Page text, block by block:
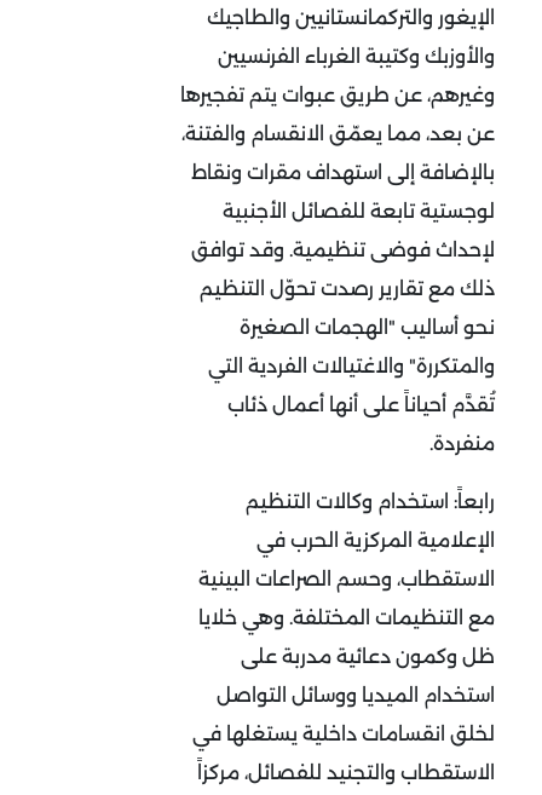
الإيغور والتركمانستانيين والطاجيك
والأوزبك وكتيبة الغرباء الفرنسيين
وغيرهم، عن طريق عبوات يتم تفجيرها
عن بعد، مما يعمّق الانقسام والفتنة،
بالإضافة إلى استهداف مقرات ونقاط
لوجستية تابعة للفصائل الأجنبية
لإحداث فوضى تنظيمية. وقد توافق
ذلك مع تقارير رصدت تحوّل التنظيم
نحو أساليب "الهجمات الصغيرة
والمتكررة" والاغتيالات الفردية التي
تُقدَّم أحياناً على أنها أعمال ذئاب
منفردة.
رابعاً: استخدام وكالات التنظيم
الإعلامية المركزية الحرب في
الاستقطاب، وحسم الصراعات البينية
مع التنظيمات المختلفة. وهي خلايا
ظل وكمون دعائية مدربة على
استخدام الميديا ووسائل التواصل
لخلق انقسامات داخلية يستغلها في
الاستقطاب والتجنيد للفصائل، مركزاً